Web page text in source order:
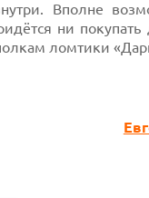
Вполне
ни покупать
ломтики